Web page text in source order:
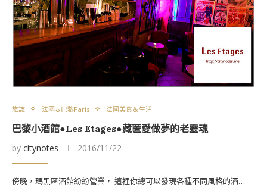
旅誌 法國☼巴黎Paris 法國美食＆生活
巴黎小酒館●Les Etages●藏匿愛做夢的老靈魂
by citynotes 2016/11/22
傍晚，瑪黑區酒館紛紛營業， 這裡你總可以發現各種不同風格的酒…